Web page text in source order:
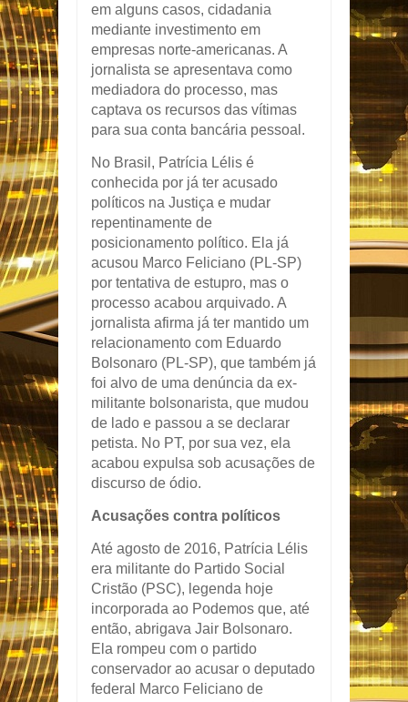
em alguns casos, cidadania
mediante investimento em
empresas norte-americanas. A
jornalista se apresentava como
mediadora do processo, mas
captava os recursos das vítimas
para sua conta bancária pessoal.
No Brasil, Patrícia Lélis é
conhecida por já ter acusado
políticos na Justiça e mudar
repentinamente de
posicionamento político. Ela já
acusou Marco Feliciano (PL-SP)
por tentativa de estupro, mas o
processo acabou arquivado. A
jornalista afirma já ter mantido um
relacionamento com Eduardo
Bolsonaro (PL-SP), que também já
foi alvo de uma denúncia da ex-
militante bolsonarista, que mudou
de lado e passou a se declarar
petista. No PT, por sua vez, ela
acabou expulsa sob acusações de
discurso de ódio.
Acusações contra políticos
Até agosto de 2016, Patrícia Lélis
era militante do Partido Social
Cristão (PSC), legenda hoje
incorporada ao Podemos que, até
então, abrigava Jair Bolsonaro.
Ela rompeu com o partido
conservador ao acusar o deputado
federal Marco Feliciano de